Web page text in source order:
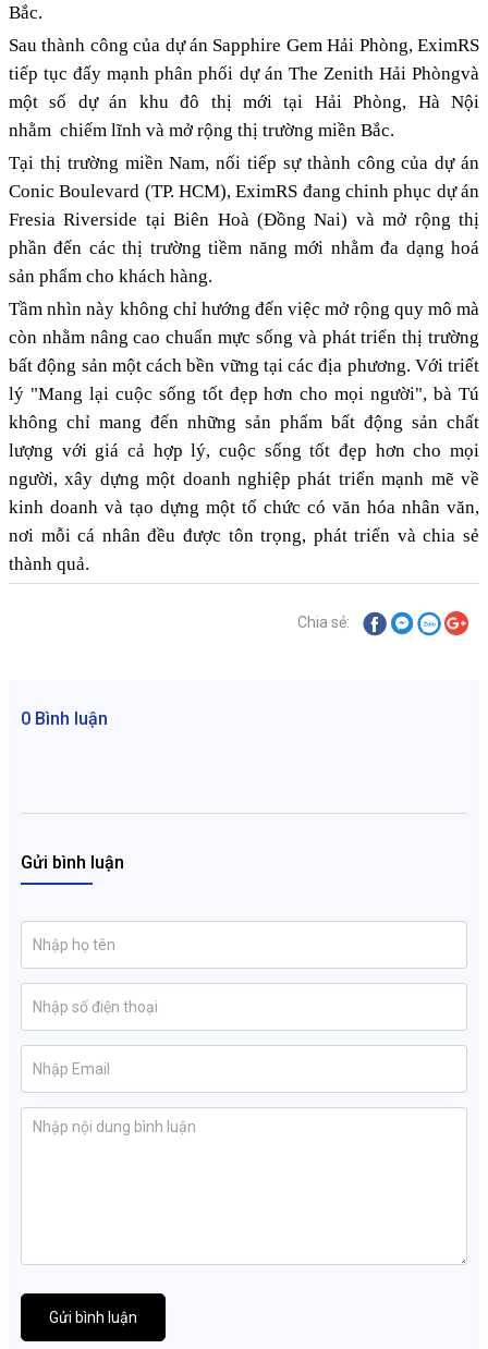
Bắc.
Sau thành công của dự án Sapphire Gem Hải Phòng, EximRS
tiếp tục đẩy mạnh phân phối dự án The Zenith Hải Phòngvà
một số dự án khu đô thị mới tại Hải Phòng, Hà Nội
nhằm chiếm lĩnh và mở rộng thị trường miền Bắc.
Tại thị trường miền Nam, nối tiếp sự thành công của dự án
Conic Boulevard (TP. HCM), EximRS đang chinh phục dự án
Fresia Riverside tại Biên Hoà (Đồng Nai) và mở rộng thị
phần đến các thị trường tiềm năng mới nhằm đa dạng hoá
sản phẩm cho khách hàng.
Tầm nhìn này không chỉ hướng đến việc mở rộng quy mô mà
còn nhằm nâng cao chuẩn mực sống và phát triển thị trường
bất động sản một cách bền vững tại các địa phương. Với triết
lý "Mang lại cuộc sống tốt đẹp hơn cho mọi người", bà Tú
không chỉ mang đến những sản phẩm bất động sản chất
lượng với giá cả hợp lý, cuộc sống tốt đẹp hơn cho mọi
người, xây dựng một doanh nghiệp phát triển mạnh mẽ về
kinh doanh và tạo dựng một tổ chức có văn hóa nhân văn,
nơi mỗi cá nhân đều được tôn trọng, phát triển và chia sẻ
thành quả.
Chia sẻ:
0 Bình luận
Gửi bình luận
Gửi bình luận